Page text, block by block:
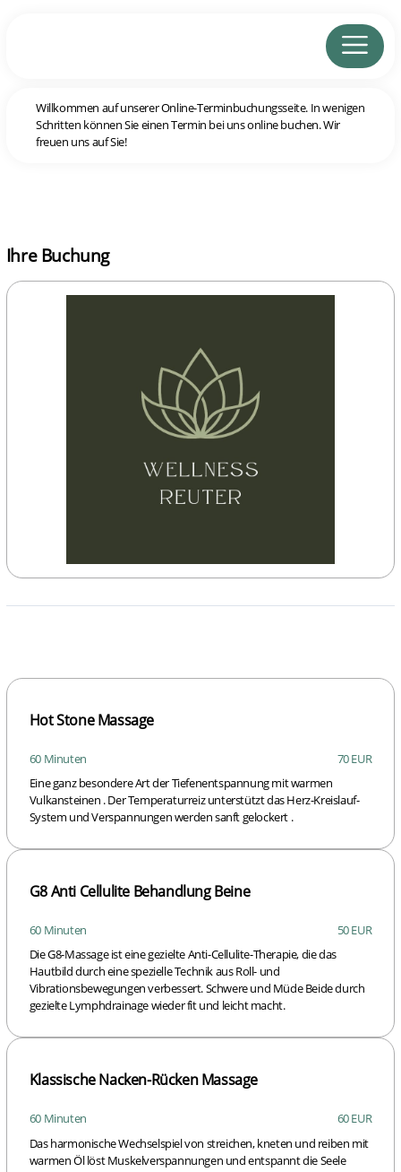
Willkommen auf unserer Online-Terminbuchungsseite. In wenigen
Schritten können Sie einen Termin bei uns online buchen. Wir
freuen uns auf Sie!
Hot Stone Massage
60 Minuten
70 EUR
Eine ganz besondere Art der Tiefenentspannung mit warmen
Vulkansteinen . Der Temperaturreiz unterstützt das Herz-Kreislauf-
System und Verspannungen werden sanft gelockert .
G8 Anti Cellulite Behandlung Beine
60 Minuten
50 EUR
Die G8-Massage ist eine gezielte Anti-Cellulite-Therapie, die das
Hautbild durch eine spezielle Technik aus Roll- und
Vibrationsbewegungen verbessert. Schwere und Müde Beide durch
gezielte Lymphdrainage wieder fit und leicht macht.
Klassische Nacken-Rücken Massage
60 Minuten
60 EUR
Das harmonische Wechselspiel von streichen, kneten und reiben mit
warmen Öl löst Muskelverspannungen und entspannt die Seele
Ihre Buchung